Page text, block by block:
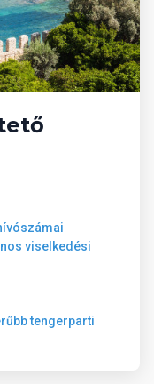
viselkedési
tengerparti